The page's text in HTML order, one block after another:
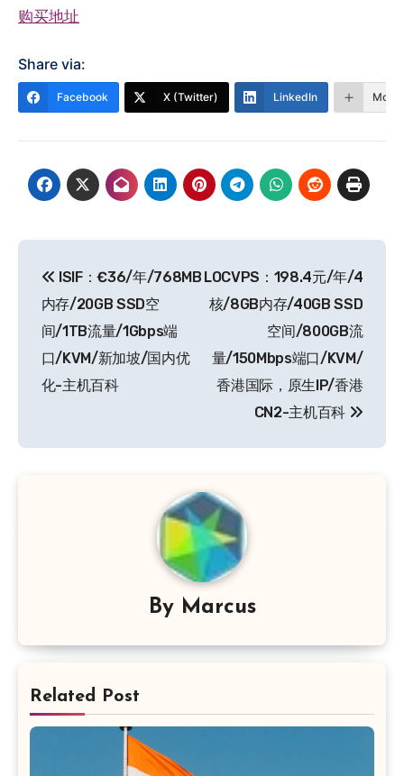
购买地址
Share via:
Facebook X (Twitter) LinkedIn More
章
导
航
ISIF：€36/年/768MB
内存/20GB SSD空
间/1TB流量/1Gbps端
口/KVM/新加坡/国内优
化-主机百科
LOCVPS：198.4元/年/4
核/8GB内存/40GB SSD
空间/800GB流
量/150Mbps端口/KVM/
香港国际，原生IP/香港
CN2-主机百科
By Marcus
Related Post